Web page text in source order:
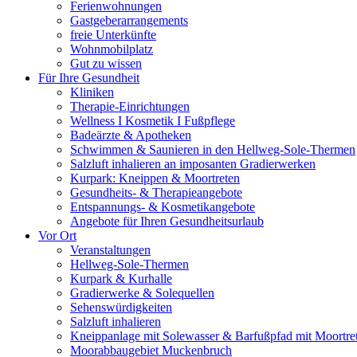
Ferienwohnungen
Gastgeberarrangements
freie Unterkünfte
Wohnmobilplatz
Gut zu wissen
Für Ihre Gesundheit
Kliniken
Therapie-Einrichtungen
Wellness I Kosmetik I Fußpflege
Badeärzte & Apotheken
Schwimmen & Saunieren in den Hellweg-Sole-Thermen
Salzluft inhalieren an imposanten Gradierwerken
Kurpark: Kneippen & Moortreten
Gesundheits- & Therapieangebote
Entspannungs- & Kosmetikangebote
Angebote für Ihren Gesundheitsurlaub
Vor Ort
Veranstaltungen
Hellweg-Sole-Thermen
Kurpark & Kurhalle
Gradierwerke & Solequellen
Sehenswürdigkeiten
Salzluft inhalieren
Kneippanlage mit Solewasser & Barfußpfad mit
Moorabbaugebiet Muckenbruch